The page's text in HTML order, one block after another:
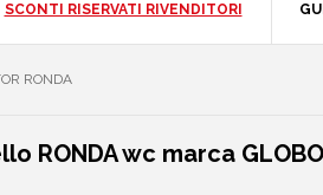
SCONTI RISERVATI RIVENDITORI
RONDA
RONDA wc marca GLOBO